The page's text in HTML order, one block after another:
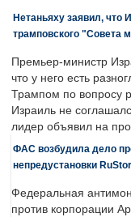
Нетаньяху заявил, что
трамповского "Совета
Премьер-министр
что у него есть
Трампом по вопросу
Израиль не
лидер объявил на
ФАС возбудила дело
непредустановки
Федеральная
против корпорации